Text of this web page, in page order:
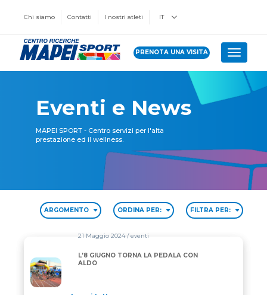
Chi siamo Contatti I nostri atleti IT
PRENOTA UNA VISITA Toggle
Eventi e News
MAPEI SPORT - Centro servizi per l'alta
prestazione ed il wellness.
ARGOMENTO ORDINA PER: FILTRA PER:
L’8 GIUGNO TORNA LA PEDALA CON ALDO
21 Maggio 2024/ eventi
L’8 GIUGNO TORNA LA PEDALA CON
ALDO